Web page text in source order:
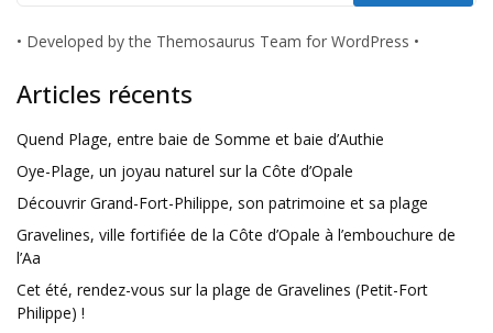
• Developed by the Themosaurus Team for WordPress •
Articles récents
Quend Plage, entre baie de Somme et baie d’Authie
Oye-Plage, un joyau naturel sur la Côte d’Opale
Découvrir Grand-Fort-Philippe, son patrimoine et sa plage
Gravelines, ville fortifiée de la Côte d’Opale à l’embouchure de
l’Aa
Cet été, rendez-vous sur la plage de Gravelines (Petit-Fort
Philippe) !